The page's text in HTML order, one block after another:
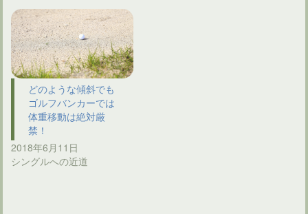
どのような傾斜でも
ゴルフバンカーでは
体重移動は絶対厳
禁！
2018年6月11日
シングルへの近道